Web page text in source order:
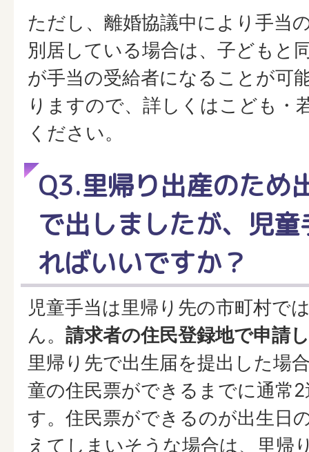
ただし、離婚協議中により手当
別居している場合は、子どもと
が手当の受給者になることが可
りますので、詳しくはこども・
ください。
Q3.里帰り出産のため
で出しましたが、児
ればいいですか？
児童手当は里帰り先の市町村で
ん。 請求者の住民登録地で申請
里帰り先で出生届を提出した場
童の住民票ができるまでに通常
す。住民票ができるのが出生日
えてしまいそうな場合は、里帰